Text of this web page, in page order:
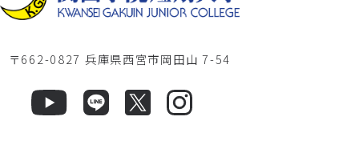
〒662-0827 兵庫県西宮市岡田山 7-54